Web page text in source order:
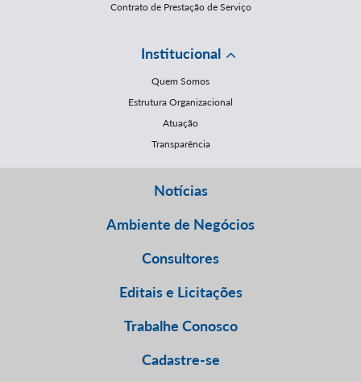
Contrato de Prestação de Serviço
Institucional
Quem Somos
Estrutura Organizacional
Atuação
Transparência
Notícias
Ambiente de Negócios
Consultores
Editais e Licitações
Trabalhe Conosco
Cadastre-se